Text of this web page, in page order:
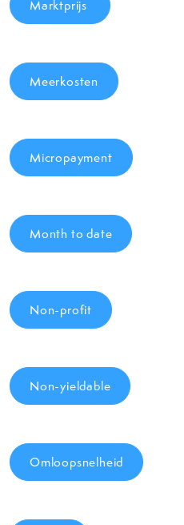
Marktprijs
Meerkosten
Micropayment
Month to date
Non-profit
Non-yieldable
Omloopsnelheid